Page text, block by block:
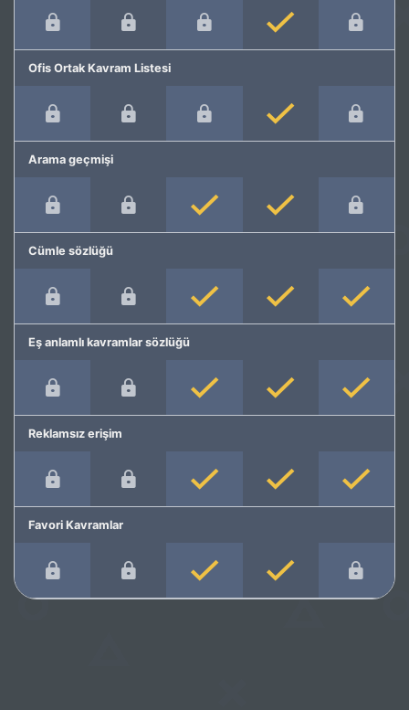
Ofis Ortak Kavram Listesi
Arama geçmişi
Cümle sözlüğü
Eş anlamlı kavramlar sözlüğü
Reklamsız erişim
Favori Kavramlar